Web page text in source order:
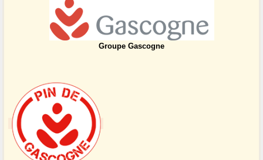
Groupe Gascogne